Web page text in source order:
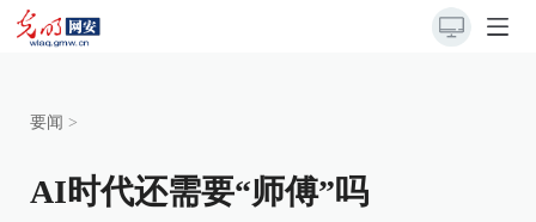
要闻 >
AI时代还需要“师傅”吗